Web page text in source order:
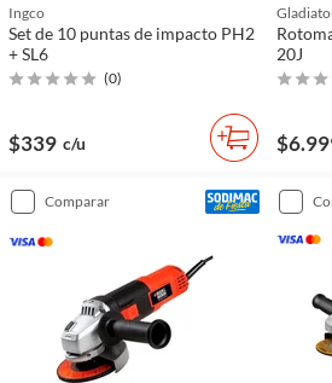
Ingco
Set de 10 puntas de impacto PH2
+ SL6
(0)
$339 c/u
20J
comparar